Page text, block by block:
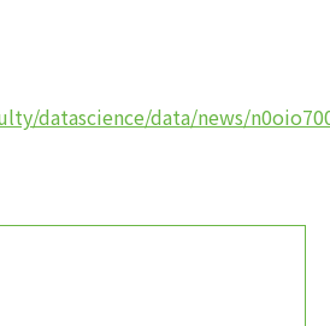
datascience/data/news/